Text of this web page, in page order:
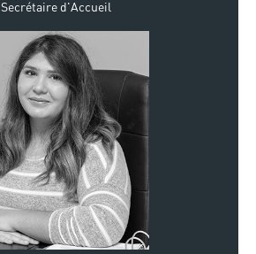
Secrétaire d'Accueil